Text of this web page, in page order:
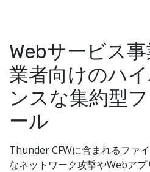
Webサービス
業者向けのハ
ンスな集約型
ール
Thunder CFWに含まれるファ
なネットワーク攻撃やWebア